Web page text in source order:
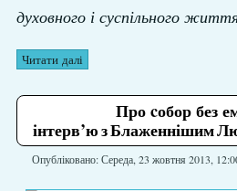
духовного і суспільного
Читати далі
Про cобор без
інтерв’ю з Блаженнішим
Опубліковано: Середа, 23 жовтня 2013,